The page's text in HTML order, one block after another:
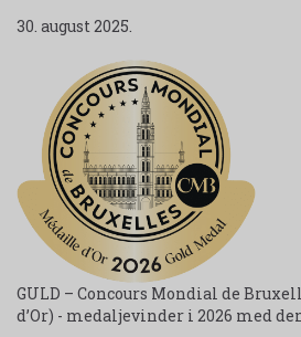
30. august 2025.
GULD – Concours Mondial de
d’Or) - medaljevinder i 2026 med